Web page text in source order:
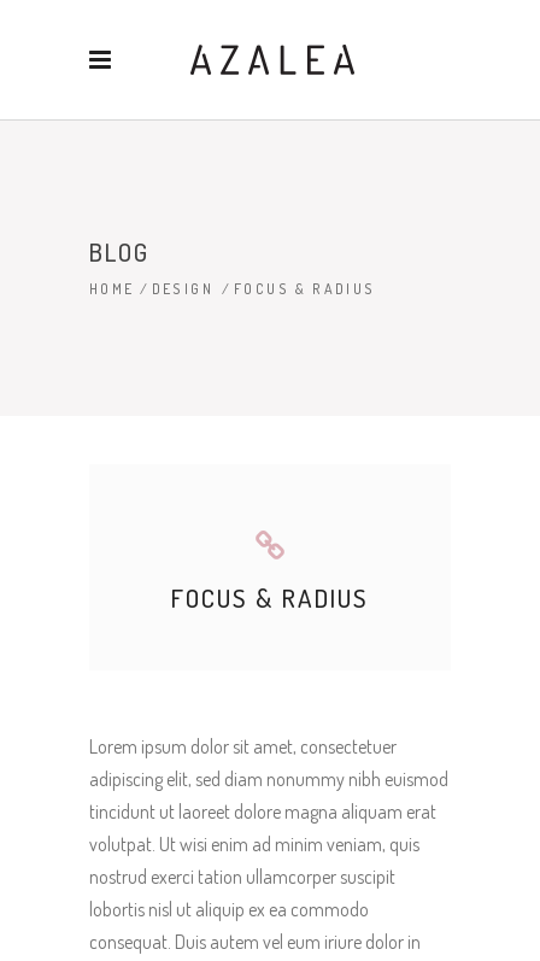
BLOG
HOME / DESIGN / FOCUS & RADIUS
FOCUS & RADIUS
Lorem ipsum dolor sit amet, consectetuer
adipiscing elit, sed diam nonummy nibh euismod
tincidunt ut laoreet dolore magna aliquam erat
volutpat. Ut wisi enim ad minim veniam, quis
nostrud exerci tation ullamcorper suscipit
lobortis nisl ut aliquip ex ea commodo
consequat. Duis autem vel eum iriure dolor in